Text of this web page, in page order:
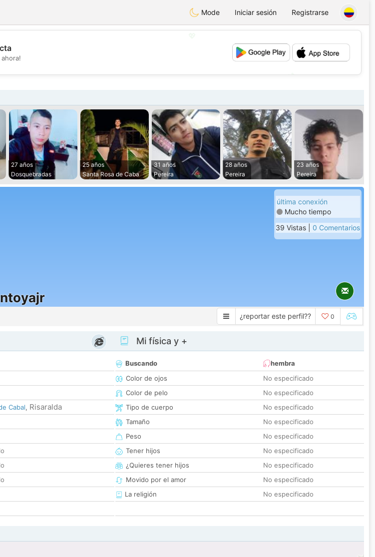
Mode Iniciar sesión Registrarse
💕
27 años
Dosquebradas
25 años
Santa Rosa de Caba
31 años
Pereira
28 años
Pereira
23 años
Pereira
última conexión
Mucho tiempo
39 Vistas | 0 Comentarios
¿reportar este perfil?? 0
Cabal, Risaralda
Mi física y +
Buscando
hembra
Color de ojos
No especificado
Color de pelo
No especificado
Tipo de cuerpo
No especificado
Tamaño
No especificado
Peso
No especificado
Tener hijos
No especificado
¿Quieres tener hijos
No especificado
Movido por el amor
No especificado
La religión
No especificado